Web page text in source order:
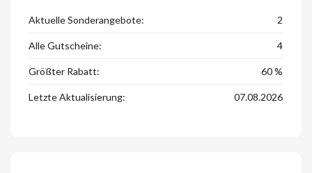
Aktuelle Sonderangebote: 2
Alle Gutscheine: 4
Größter Rabatt: 60 %
Letzte Aktualisierung: 07.08.2026